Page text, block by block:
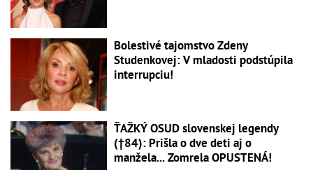
Bolestivé tajomstvo Zdeny
Studenkovej: V mladosti podstúpila
interrupciu!
ŤAŽKÝ OSUD slovenskej legendy
(†84): Prišla o dve deti aj o
manžela... Zomrela OPUSTENÁ!